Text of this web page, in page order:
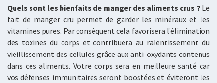
Quels sont les bienfaits de manger des aliments crus ? Le
fait de manger cru permet de garder les minéraux et les
vitamines pures. Par conséquent cela favorisera l’élimination
des toxines du corps et contribuera au ralentissement du
vieillissement des cellules grâce aux anti-oxydants contenus
dans ces aliments. Votre corps sera en meilleure santé car
vos défenses immunitaires seront boostées et éviteront les